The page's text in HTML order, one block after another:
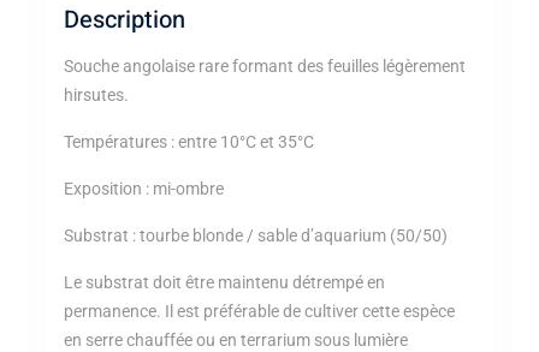
Description
Souche angolaise rare formant des feuilles légèrement
hirsutes.
Températures : entre 10°C et 35°C
Exposition : mi-ombre
Substrat : tourbe blonde / sable d’aquarium (50/50)
Le substrat doit être maintenu détrempé en
permanence. Il est préférable de cultiver cette espèce
en serre chauffée ou en terrarium sous lumière